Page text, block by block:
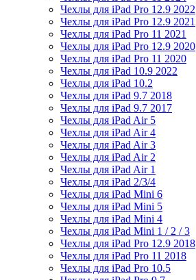
Чехлы для iPad Pro 12.9 2022
Чехлы для iPad Pro 12.9 2021
Чехлы для iPad Pro 11 2021
Чехлы для iPad Pro 12.9 2020
Чехлы для iPad Pro 11 2020
Чехлы для iPad 10.9 2022
Чехлы для iPad 10.2
Чехлы для iPad 9.7 2018
Чехлы для iPad 9.7 2017
Чехлы для iPad Air 5
Чехлы для iPad Air 4
Чехлы для iPad Air 3
Чехлы для iPad Air 2
Чехлы для iPad Air 1
Чехлы для iPad 2/3/4
Чехлы для iPad Mini 6
Чехлы для iPad Mini 5
Чехлы для iPad Mini 4
Чехлы для iPad Mini 1 / 2 / 3
Чехлы для iPad Pro 12.9 2018
Чехлы для iPad Pro 11 2018
Чехлы для iPad Pro 10.5